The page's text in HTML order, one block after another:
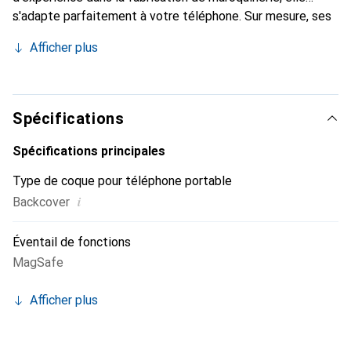
s'adapte parfaitement à votre téléphone. Sur mesure, ses
Elle devient l'accessoire chic et indispensable pour votre
produits de haute qualité, la marque Noreve est un choix
fiable pour une clientèle exigeante.
Afficher plus
Spécifications
Spécifications principales
Type de coque pour téléphone portable
Backcover i
Éventail de fonctions
MagSafe
Afficher plus